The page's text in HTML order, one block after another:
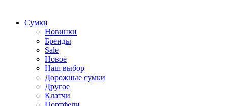
Cумки
Новинки
Бренды
Sale
Новое
Наш выбор
Дорожные сумки
Другое
Клатчи